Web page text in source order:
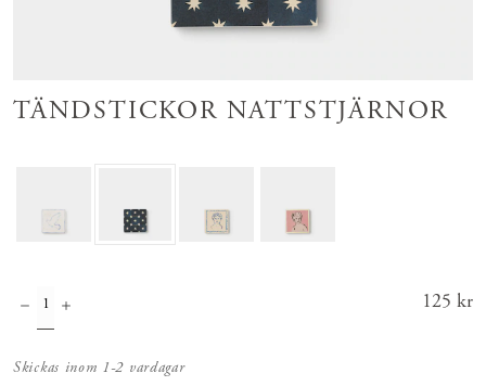
TÄNDSTICKOR NATTSTJÄRNOR
Pris :
125 kr
Skickas inom 1-2 vardagar